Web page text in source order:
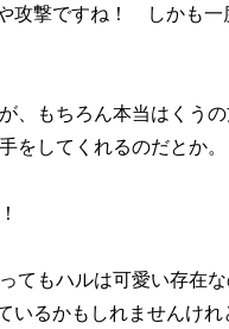
攻撃ですね！ しかも一
、もちろん本当はくう
をしてくれるのだとか。
てもハルは可愛い存在
るかもしれませんけれ